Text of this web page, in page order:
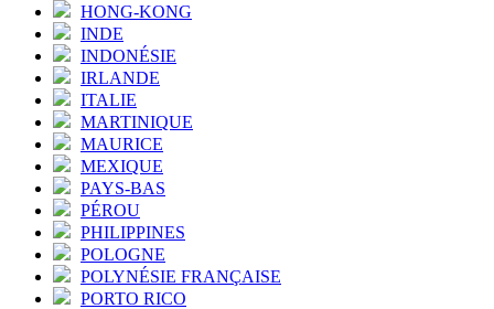
HONG-KONG
INDE
INDONÉSIE
IRLANDE
ITALIE
MARTINIQUE
MAURICE
MEXIQUE
PAYS-BAS
PÉROU
PHILIPPINES
POLOGNE
POLYNÉSIE FRANÇAISE
PORTO RICO